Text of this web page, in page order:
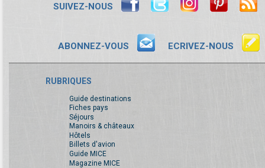
SUIVEZ-NOUS
ABONNEZ-VOUS ECRIVEZ-NOUS
RUBRIQUES
Guide destinations
Fiches pays
Séjours
Manoirs & châteaux
Hôtels
Billets d'avion
Guide MICE
Magazine MICE